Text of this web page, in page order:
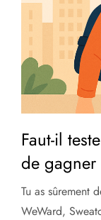
Faut-il
de gagner
Tu as sûrement
WeWard,